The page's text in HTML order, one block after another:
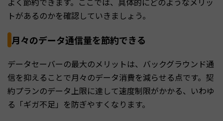
トがあるのかを確認していきましょう。
月々のデータ通信量を節約できる
データセーバーの最大のメリットは、バックグラウンド通
信を抑えることで月々のデータ消費を減らせる点です。契
約プランのデータ上限に達して速度制限がかかる、いわゆ
る「ギガ不足」を防ぎやすくなります。